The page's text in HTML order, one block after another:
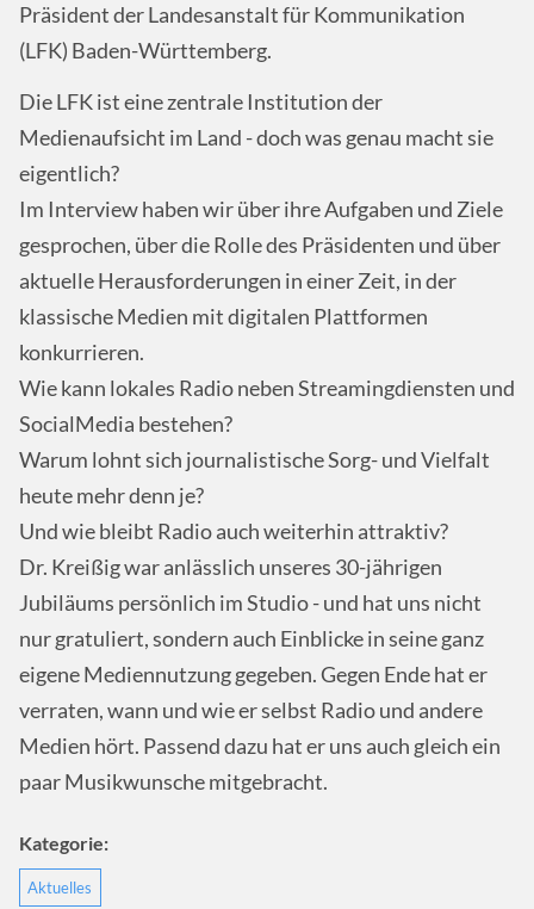
Präsident der Landesanstalt für Kommunikation
(LFK) Baden-Württemberg.
Die LFK ist eine zentrale Institution der
Medienaufsicht im Land - doch was genau macht sie
eigentlich?
Im Interview haben wir über ihre Aufgaben und Ziele
gesprochen, über die Rolle des Präsidenten und über
aktuelle Herausforderungen in einer Zeit, in der
klassische Medien mit digitalen Plattformen
konkurrieren.
Wie kann lokales Radio neben Streamingdiensten und
SocialMedia bestehen?
Warum lohnt sich journalistische Sorg- und Vielfalt
heute mehr denn je?
Und wie bleibt Radio auch weiterhin attraktiv?
Dr. Kreißig war anlässlich unseres 30-jährigen
Jubiläums persönlich im Studio - und hat uns nicht
nur gratuliert, sondern auch Einblicke in seine ganz
eigene Mediennutzung gegeben. Gegen Ende hat er
verraten, wann und wie er selbst Radio und andere
Medien hört. Passend dazu hat er uns auch gleich ein
paar Musikwunsche mitgebracht.
Kategorie:
Aktuelles